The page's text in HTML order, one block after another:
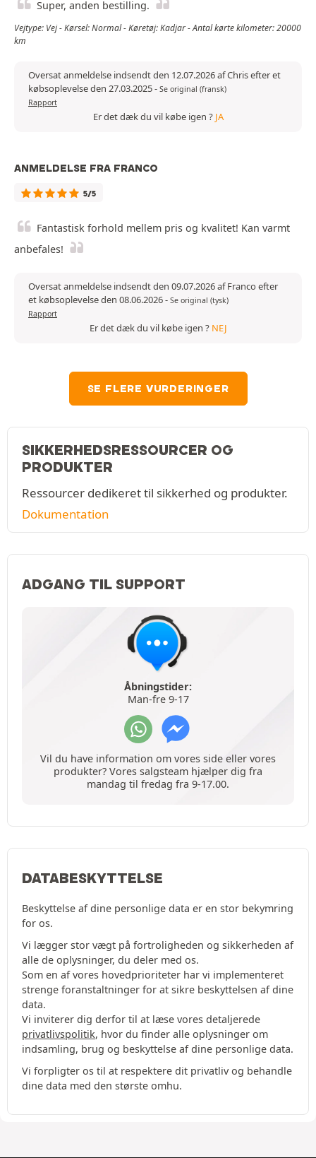
Super, anden bestilling.
Vejtype: Vej - Kørsel: Normal - Køretøj: Kadjar - Antal kørte kilometer: 20000
km
Oversat anmeldelse indsendt den 12.07.2026 af Chris efter et
købsoplevelse den 27.03.2025- Se original (fransk)
Rapport
Er det dæk du vil købe igen ? JA
ANMELDELSE FRA FRANCO
5/5
Fantastisk forhold mellem pris og kvalitet! Kan varmt
anbefales!
Oversat anmeldelse indsendt den 09.07.2026 af Franco efter
et købsoplevelse den 08.06.2026- Se original (tysk)
Rapport
Er det dæk du vil købe igen ? NEJ
SE FLERE VURDERINGER
SIKKERHEDSRESSOURCER OG
PRODUKTER
Ressourcer dedikeret til sikkerhed og produkter.
Dokumentation
ADGANG TIL SUPPORT
Åbningstider:
Man-fre 9-17
Vil du have information om vores side eller vores
produkter? Vores salgsteam hjælper dig fra
mandag til fredag fra 9-17.00.
DATABESKYTTELSE
Beskyttelse af dine personlige data er en stor bekymring
for os.
Vi lægger stor vægt på fortroligheden og sikkerheden af
alle de oplysninger, du deler med os.
Som en af vores hovedprioriteter har vi implementeret
strenge foranstaltninger for at sikre beskyttelsen af dine
data.
Vi inviterer dig derfor til at læse vores detaljerede
privatlivspolitik, hvor du finder alle oplysninger om
indsamling, brug og beskyttelse af dine personlige data.
Vi forpligter os til at respektere dit privatliv og behandle
dine data med den største omhu.